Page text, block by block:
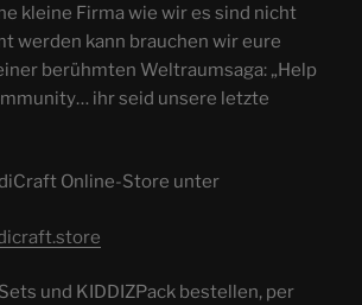
kleine Firma wie wir es sind nicht
werden kann brauchen wir eure
berühmten Weltraumsaga: „Help
ihr seid unsere letzte
Online-Store unter
und KIDDIZPack bestellen, per